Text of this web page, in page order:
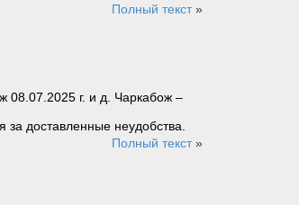
Полный текст»
г. и д. Чаркабож –
доставленные неудобства.
Полный текст»